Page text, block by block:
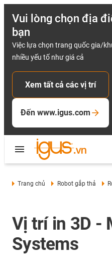
Vui lòng chọn địa
bạn
Việc lựa chọn trang quốc gia/
nhiều yếu tố như giá cả
Xem tất cả các vị trí
Đến www.igus.com
Trang chủ Robot gắp thả
Vị trí in 3D -
Systems